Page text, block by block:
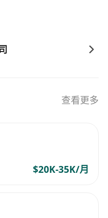
，能有效對接產品、
、AML、風控等有基
能力及結果導向意識。
或金融服務相關從業
段搭建經驗
查看更多
$20K-35K/月